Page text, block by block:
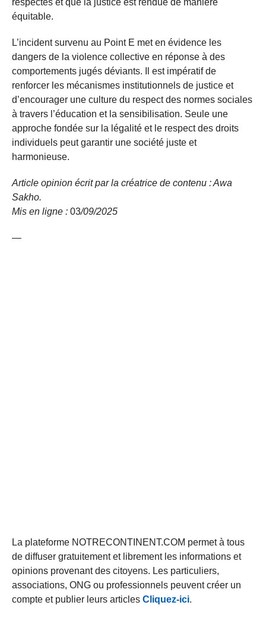
respectés et que la justice est rendue de manière
équitable.
L’incident survenu au Point E met en évidence les
dangers de la violence collective en réponse à des
comportements jugés déviants. Il est impératif de
renforcer les mécanismes institutionnels de justice et
d’encourager une culture du respect des normes sociales
à travers l’éducation et la sensibilisation. Seule une
approche fondée sur la légalité et le respect des droits
individuels peut garantir une société juste et
harmonieuse.
Article opinion écrit par la créatrice de contenu : Awa
Sakho.
Mis en ligne : 03/09/2025
—
La plateforme NOTRECONTINENT.COM permet à tous
de diffuser gratuitement et librement les informations et
opinions provenant des citoyens. Les particuliers,
associations, ONG ou professionnels peuvent créer un
compte et publier leurs articles Cliquez-ici.